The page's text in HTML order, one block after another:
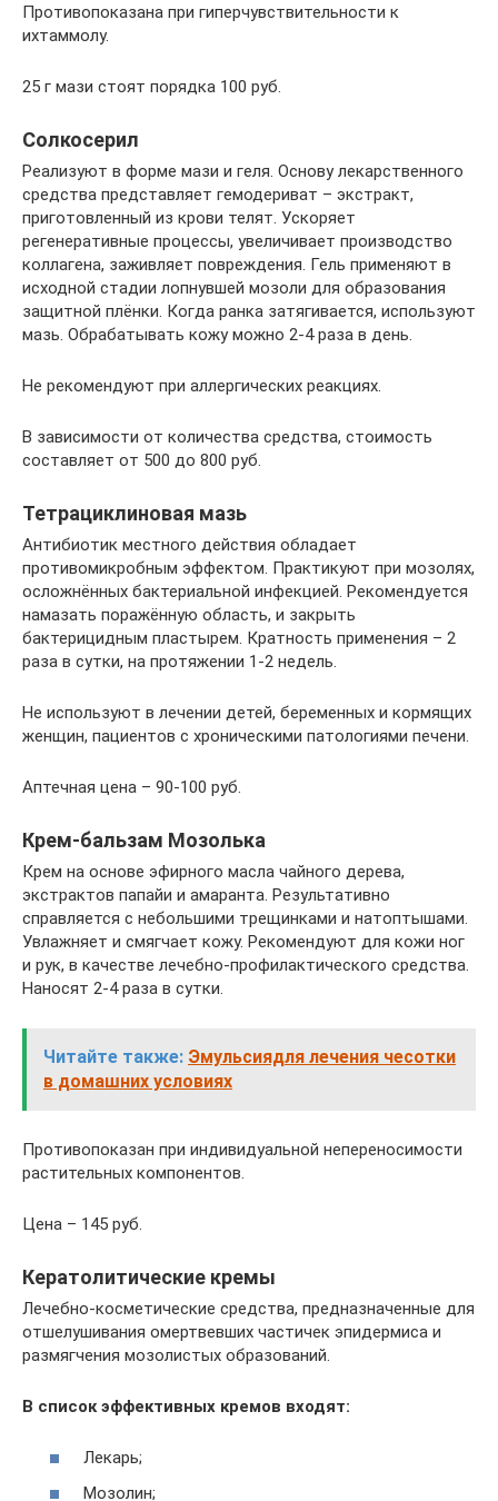
Противопоказана при гиперчувствительности к
ихтаммолу.
25 г мази стоят порядка 100 руб.
Солкосерил
Реализуют в форме мази и геля. Основу лекарственного
средства представляет гемодериват – экстракт,
приготовленный из крови телят. Ускоряет
регенеративные процессы, увеличивает производство
коллагена, заживляет повреждения. Гель применяют в
исходной стадии лопнувшей мозоли для образования
защитной плёнки. Когда ранка затягивается, используют
мазь. Обрабатывать кожу можно 2-4 раза в день.
Не рекомендуют при аллергических реакциях.
В зависимости от количества средства, стоимость
составляет от 500 до 800 руб.
Тетрациклиновая мазь
Антибиотик местного действия обладает
противомикробным эффектом. Практикуют при мозолях,
осложнённых бактериальной инфекцией. Рекомендуется
намазать поражённую область, и закрыть
бактерицидным пластырем. Кратность применения – 2
раза в сутки, на протяжении 1-2 недель.
Не используют в лечении детей, беременных и кормящих
женщин, пациентов с хроническими патологиями печени.
Аптечная цена – 90-100 руб.
Крем-бальзам Мозолька
Крем на основе эфирного масла чайного дерева,
экстрактов папайи и амаранта. Результативно
справляется с небольшими трещинками и натоптышами.
Увлажняет и смягчает кожу. Рекомендуют для кожи ног
и рук, в качестве лечебно-профилактического средства.
Наносят 2-4 раза в сутки.
Читайте также: Эмульсиядля лечения чесотки
в домашних условиях
Противопоказан при индивидуальной непереносимости
растительных компонентов.
Цена – 145 руб.
Кератолитические кремы
Лечебно-косметические средства, предназначенные для
отшелушивания омертвевших частичек эпидермиса и
размягчения мозолистых образований.
В список эффективных кремов входят:
Лекарь;
Мозолин;